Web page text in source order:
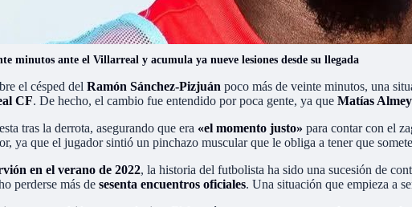
minutos ante el Villarreal y acumula ya nueve lesiones desde su llegada
el césped del Ramón Sánchez-Pizjuán poco más de veinte minutos, una
CF. De hecho, el cambio fue entendido por poca gente, ya que Matías
tras la derrota, asegurando que era «el momento justo» para contar con el
ya que el jugador sintió un pinchazo muscular que le obliga a tener que
en el verano de 2022, la historia del futbolista ha sido una sucesión de
perderse más de sesenta encuentros oficiales. Una situación que empieza a